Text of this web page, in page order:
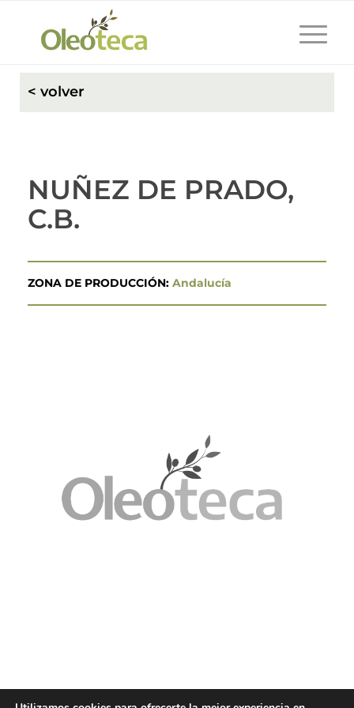
< volver
NUÑEZ DE PRADO,
C.B.
ZONA DE PRODUCCIÓN: Andalucía